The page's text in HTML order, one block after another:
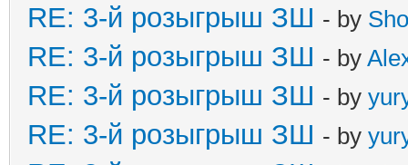
RE: 3-й розыгрыш ЗШ - by
RE: 3-й розыгрыш ЗШ - by
RE: 3-й розыгрыш ЗШ - by
RE: 3-й розыгрыш ЗШ - by